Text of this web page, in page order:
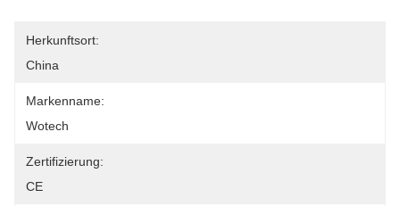
Herkunftsort:
China
Markenname:
Wotech
Zertifizierung:
CE